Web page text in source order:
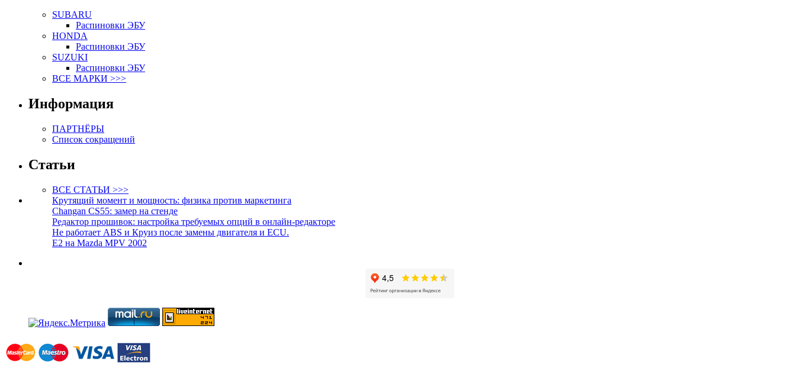
SUBARU
Распиновки ЭБУ
HONDA
Распиновки ЭБУ
SUZUKI
Распиновки ЭБУ
ВСЕ МАРКИ >>>
Информация
ПАРТНЁРЫ
Список сокращений
Статьи
ВСЕ СТАТЬИ >>>
Крутящий момент и мощность: физика против маркетинга
Changan CS55: замер на стенде
Редактор прошивок: настройка требуемых опций в онлайн-редакторе
Не работает ABS и Круиз после замены двигателя и ECU.
E2 на Mazda MPV 2002